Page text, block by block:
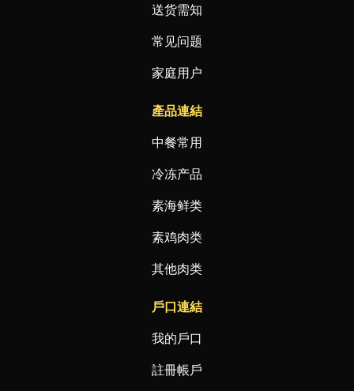
送货需知
常见问题
家庭用户
產品連結
中餐常用
冷冻产品
素海鲜类
素鸡肉类
其他肉类
戶口連結
我的戶口
註冊帳戶